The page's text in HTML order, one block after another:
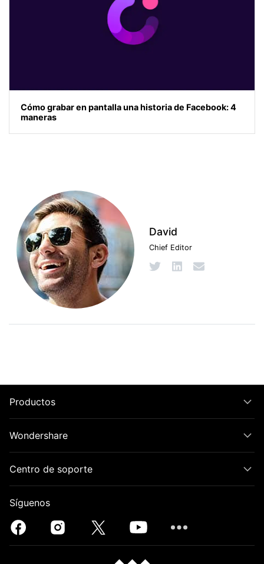
Cómo grabar en pantalla una historia de Facebook: 4
maneras
David
Chief Editor
Productos
Wondershare
Centro de soporte
Síguenos